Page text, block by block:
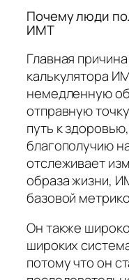
Почему люди
ИМТ
Главная
калькулятора
немедленную
отправную
путь к
благополучию
отслеживает
образа жизни,
базовой
Он также
широких
потому что он